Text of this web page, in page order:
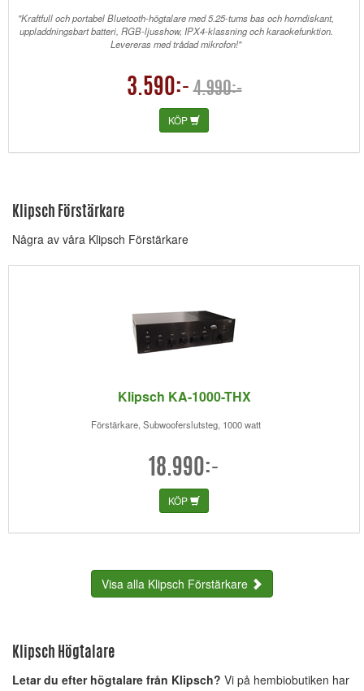
"Kraftfull och portabel Bluetooth-högtalare med 5.25-tums bas och horndiskant,
uppladdningsbart batteri, RGB-ljusshow, IPX4-klassning och karaokefunktion.
Levereras med trådad mikrofon!"
3.590:- 4.990:-
KÖP
Klipsch Förstärkare
Några av våra Klipsch Förstärkare
Klipsch KA-1000-THX
Förstärkare, Subwooferslutsteg, 1000 watt
18.990:-
KÖP
Visa alla Klipsch Förstärkare
Klipsch Högtalare
Letar du efter högtalare från Klipsch? Vi på hembiobutiken har